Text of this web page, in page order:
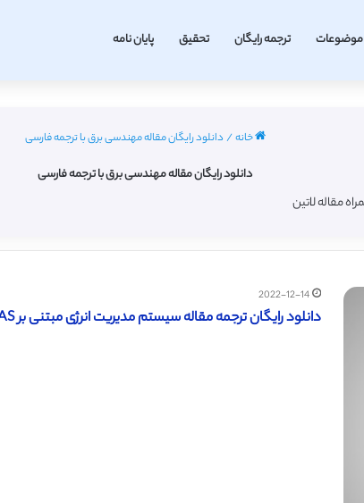
موضوعات ترجمه رایگان تحقیق پایان نامه
خانه/ دانلود رایگان مقاله مهندسی برق با ترجمه فارسی
دانلود رایگان مقاله مهندسی برق با ترجمه فارسی
2022-12-14
دانلود رایگان ترجمه مقاله سیستم مدیریت انرژی مبتنی بر MAS (ساینس دایرکت – الزویر 2015)